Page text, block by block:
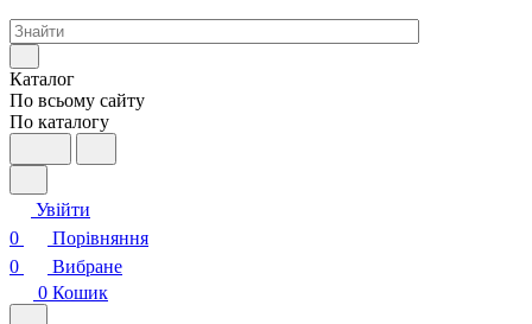
Каталог
По всьому сайту
По каталогу
Увійти
0
Порівняння
0
Вибране
0 Кошик